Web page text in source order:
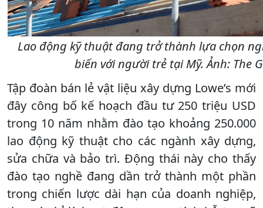
Lao động kỹ thuật đang trở thành lựa chọn
biến với người trẻ tại Mỹ. Ảnh: The
Tập đoàn bán lẻ vật liệu xây dựng Lowe’s mới
đây công bố kế hoạch đầu tư 250 triệu USD
trong 10 năm nhằm đào tạo khoảng 250.000
lao động kỹ thuật cho các ngành xây dựng,
sửa chữa và bảo trì. Động thái này cho thấy
đào tạo nghề đang dần trở thành một phần
trong chiến lược dài hạn của doanh nghiệp,